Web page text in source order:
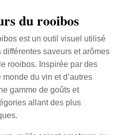
du rooibos
est un outil visuel utilisé
saveurs et arômes
rooibos. Inspirée par des
du vin et d’autres
gamme de goûts et
allant des plus